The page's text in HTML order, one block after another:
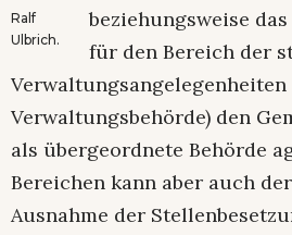
Ralf
Ulbrich.
beziehungsweise
für den Bereich der
Verwaltungsangelegenheiten
Verwaltungsbehörde) den
als übergeordnete Behörde
Bereichen kann aber auch
Ausnahme der